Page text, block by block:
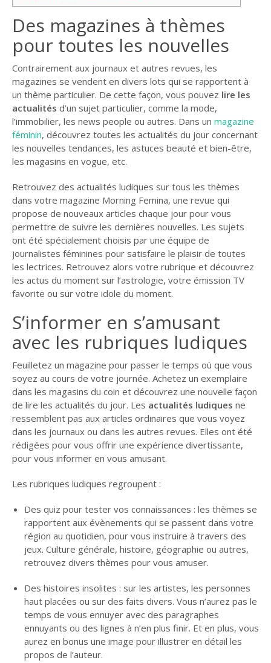
Des magazines à thèmes
pour toutes les nouvelles
Contrairement aux journaux et autres revues, les
magazines se vendent en divers lots qui se rapportent à
un thème particulier. De cette façon, vous pouvez lire les
actualités d’un sujet particulier, comme la mode,
l’immobilier, les news people ou autres. Dans un magazine
féminin, découvrez toutes les actualités du jour concernant
les nouvelles tendances, les astuces beauté et bien-être,
les magasins en vogue, etc.
Retrouvez des actualités ludiques sur tous les thèmes
dans votre magazine Morning Femina, une revue qui
propose de nouveaux articles chaque jour pour vous
permettre de suivre les dernières nouvelles. Les sujets
ont été spécialement choisis par une équipe de
journalistes féminines pour satisfaire le plaisir de toutes
les lectrices. Retrouvez alors votre rubrique et découvrez
les actus du moment sur l’astrologie, votre émission TV
favorite ou sur votre idole du moment.
S’informer en s’amusant
avec les rubriques ludiques
Feuilletez un magazine pour passer le temps où que vous
soyez au cours de votre journée. Achetez un exemplaire
dans les magasins du coin et découvrez une nouvelle façon
de lire les actualités du jour. Les actualités ludiques ne
ressemblent pas aux articles ordinaires que vous voyez
dans les journaux ou dans les autres revues. Elles ont été
rédigées pour vous offrir une expérience divertissante,
pour vous informer en vous amusant.
Les rubriques ludiques regroupent :
Des quiz pour tester vos connaissances : les thèmes se
rapportent aux évènements qui se passent dans votre
région au quotidien, pour vous instruire à travers des
jeux. Culture générale, histoire, géographie ou autres,
retrouvez divers thèmes pour vous amuser.
Des histoires insolites : sur les artistes, les personnes
haut placées ou sur des faits divers. Vous n’aurez pas le
temps de vous ennuyer avec des paragraphes
ennuyants ou des lignes à n’en plus finir. Et en plus, vous
aurez en bonus une image pour illustrer en détail les
propos de l’auteur.